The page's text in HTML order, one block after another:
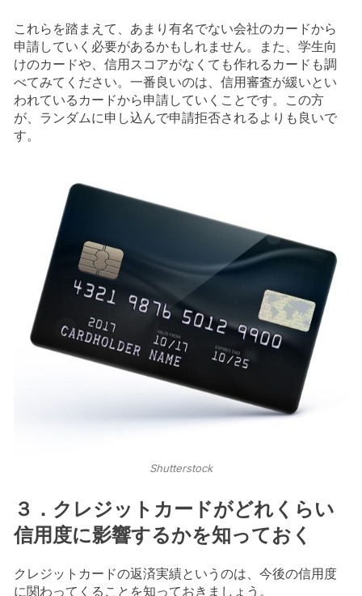
これらを踏まえて、あまり有名でない会社のカードから
申請していく必要があるかもしれません。また、学生向
けのカードや、信用スコアがなくても作れるカードも調
べてみてください。一番良いのは、信用審査が緩いとい
われているカードから申請していくことです。この方
が、ランダムに申し込んで申請拒否されるよりも良いで
す。
Shutterstock
３．クレジットカードがどれくらい
信用度に影響するかを知っておく
クレジットカードの返済実績というのは、今後の信用度
に関わってくることを知っておきましょう。